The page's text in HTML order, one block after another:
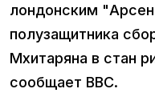
лондонским
полузащитника
Мхитаряна в стан
сообщает BBC.